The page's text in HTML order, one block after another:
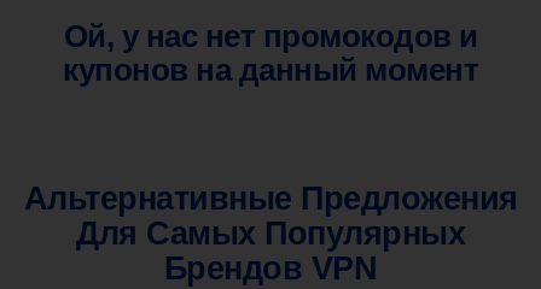
Ой, у нас нет промокодов и
купонов на данный момент
Альтернативные Предложения
Для Самых Популярных
Брендов VPN